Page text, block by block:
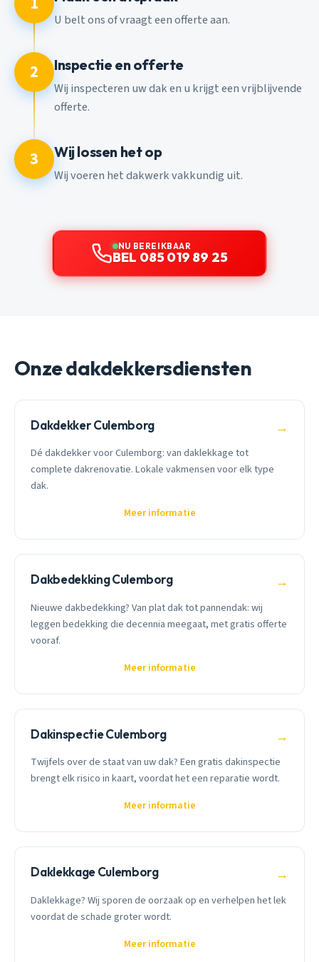
U belt ons of vraagt een offerte aan.
2 Inspectie en offerte
Wij inspecteren uw dak en u krijgt een vrijblijvende
offerte.
3 Wij lossen het op
Wij voeren het dakwerk vakkundig uit.
NU BEREIKBAAR
BEL 085 019 89 25
Onze dakdekkersdiensten
Dakdekker Culemborg →
Dé dakdekker voor Culemborg: van daklekkage tot
complete dakrenovatie. Lokale vakmensen voor elk type
dak.
Meer informatie
Dakbedekking Culemborg →
Nieuwe dakbedekking? Van plat dak tot pannendak: wij
leggen bedekking die decennia meegaat, met gratis offerte
vooraf.
Meer informatie
Dakinspectie Culemborg →
Twijfels over de staat van uw dak? Een gratis dakinspectie
brengt elk risico in kaart, voordat het een reparatie wordt.
Meer informatie
Daklekkage Culemborg →
Daklekkage? Wij sporen de oorzaak op en verhelpen het lek
voordat de schade groter wordt.
Meer informatie